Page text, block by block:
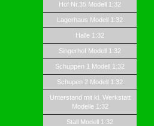
Hof Nr.35 Modell 1:32
Lagerhaus Modell 1:32
Halle 1:32
Singerhof Modell 1:32
Schuppen 1 Modell 1:32
Schupen 2 Modell 1:32
Unterstand mit kl. Werkstatt
Modelle 1:32
Stall Modell 1:32